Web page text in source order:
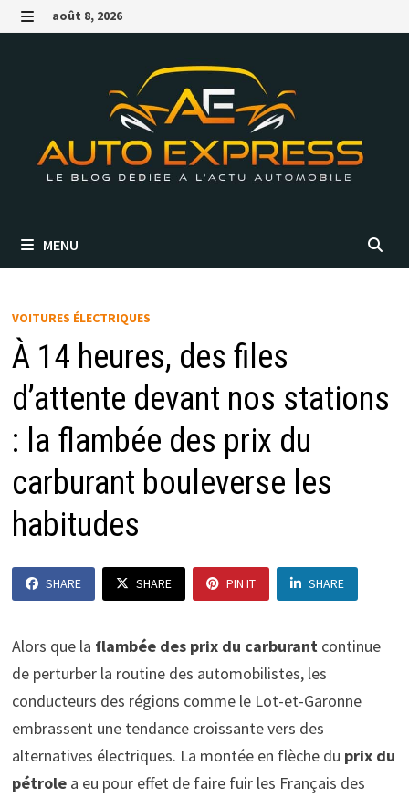
Passer
au MENU
août 8, 2026
MENU
VOITURES ÉLECTRIQUES
À 14 heures, des files
d’attente devant nos stations
: la flambée des prix du
carburant bouleverse les
habitudes
SHARE SHARE PIN IT SHARE
Alors que la flambée des prix du carburantcontinue
de perturber la routine des automobilistes, les
conducteurs des régions comme le Lot-et-Garonne
embrassent une tendance croissante vers des
alternatives électriques. La montée en flèche du prix du
pétrolea eu pour effet de faire fuir les Français des